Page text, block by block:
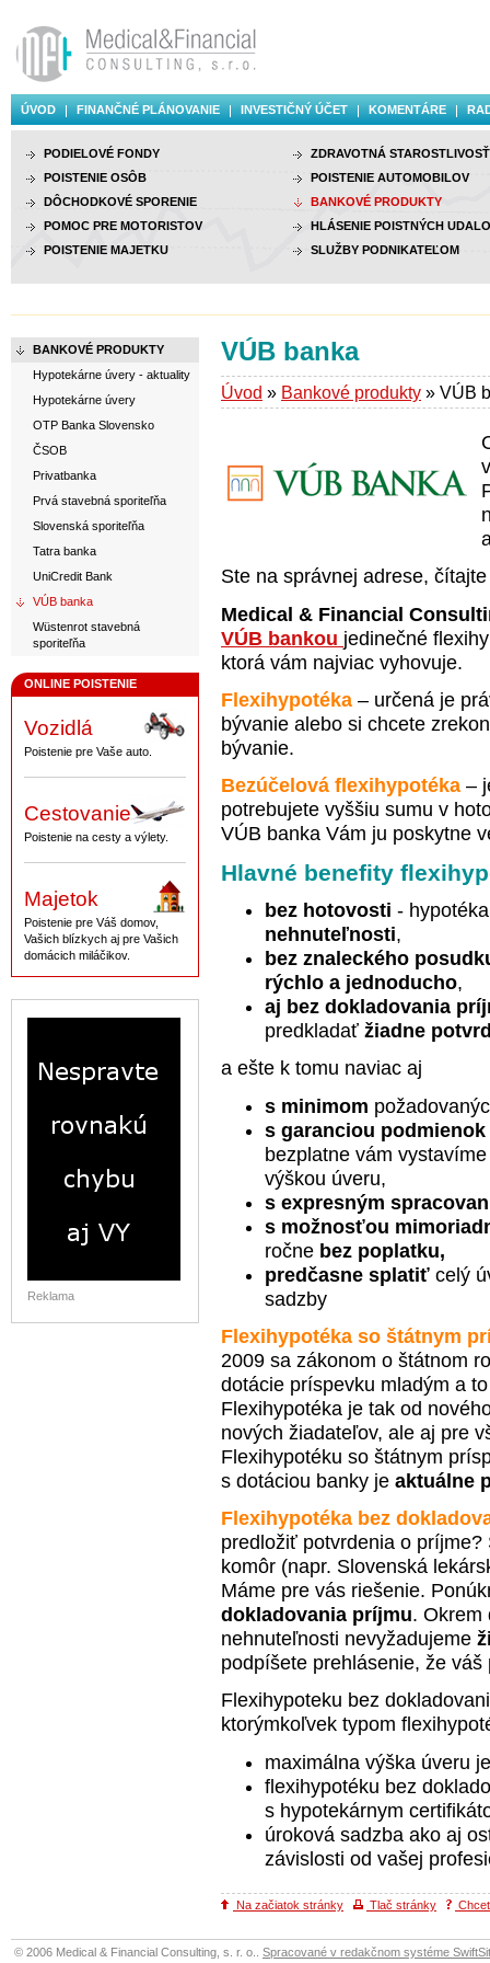
ÚVOD FINANČNÉ PLÁNOVANIE INVESTIČNÝ ÚČET KOMENTÁRE
PODIELOVÉ FONDY
POISTENIE OSÔB
DÔCHODKOVÉ SPORENIE
POMOC PRE MOTORISTOV
POISTENIE MAJETKU
ZDRAVOTNÁ STAROSTLIVOSŤ
POISTENIE AUTOMOBILOV
BANKOVÉ PRODUKTY
HLÁSENIE POISTNÝCH
SLUŽBY PODNIKATEĽOM
BANKOVÉ PRODUKTY
Hypotekárne úvery - aktuality
Hypotekárne úvery
OTP Banka Slovensko
ČSOB
Privatbanka
Prvá stavebná sporiteľňa
Slovenská sporiteľňa
Tatra banka
UniCredit Bank
VÚB banka
Wüstenrot stavebná
sporiteľňa
ONLINE POISTENIE
Vozidlá
Poistenie pre Vaše auto.
Cestovanie
Poistenie na cesty a výlety.
Majetok
Poistenie pre Váš domov,
Vašich blízkych aj pre Vašich
domácich miláčikov.
Reklama
VÚB banka
Úvod » Bankové produkty » VÚB
Ste na správnej adrese,
Medical & Financial
VÚB bankou jedinečné
ktorá vám najviac vyhovuje.
Flexihypotéka – určená je
bývanie alebo si chcete
bývanie.
Bezúčelová flexihypotéka –
potrebujete vyššiu sumu v
VÚB banka Vám ju poskytne
Hlavné benefity
bez hotovosti -
nehnuteľnosti,
bez znaleckého
rýchlo a jednoducho,
aj bez dokladovania
predkladať žiadne
a ešte k tomu naviac aj
s minimom
s garanciou podmienok
bezplatne vám
výškou úveru,
s expresným
s možnosťou
ročne bez poplatku,
predčasne splatiť celý
sadzby
Flexihypotéka so štátnym
2009 sa zákonom o štátnom
dotácie príspevku mladým a
Flexihypotéka je tak od
nových žiadateľov, ale aj pre
Flexihypotéku so štátnym
s dotáciou banky je aktuálne
Flexihypotéka bez
predložiť potvrdenia o
komôr (napr. Slovenská
Máme pre vás riešenie.
dokladovania príjmu. Okrem
nehnuteľnosti nevyžadujeme
podpíšete prehlásenie, že
Flexihypoteku bez
ktorýmkoľvek typom
maximálna výška úveru
flexihypotéku bez
s hypotekárnym
úroková sadzba ako aj
závislosti od vašej
Na začiatok stránky Tlač stránky
© 2006 Medical & Financial Consulting, s. r. o.. Spracované v redakčnom systéme